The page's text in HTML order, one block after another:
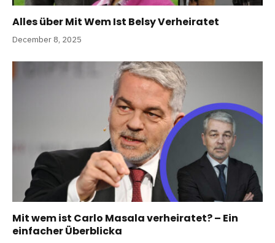
Alles über Mit Wem Ist Belsy Verheiratet
December 8, 2025
Mit wem ist Carlo Masala verheiratet? – Ein
einfacher Überblicka